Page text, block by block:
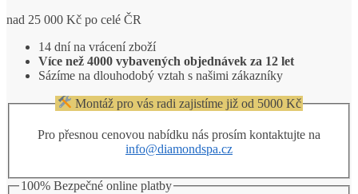
-
množství
nad 25 000 Kč po celé ČR
14 dní na vrácení zboží
Více než 4000 vybavených objednávek za 12 let
Sázíme na dlouhodobý vztah s našimi zákazníky
Montáž pro vás radi zajistíme již od 5000 Kč
Pro přesnou cenovou nabídku nás prosím kontaktujte na
info@diamondspa.cz
100% Bezpečné online platby